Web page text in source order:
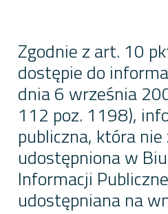
Zgodnie z art. 10
dostępie do
dnia 6 września
112 poz. 1198),
publiczna, która nie
udostępniona w
Informacji
udostępniana na